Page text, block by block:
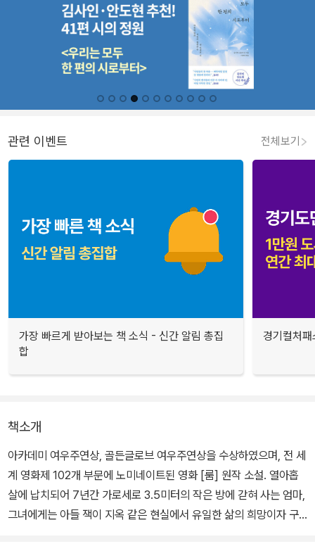
관련 이벤트 전체보기
가장 빠르게 받아보는 책 소식 - 신간 알림 총집
합
경기컬처
책소개
아카데미 여우주연상, 골든글로브 여우주연상을 수상하였으며, 전 세
계 영화제 102개 부문에 노미네이트된 영화 [룸] 원작 소설. 열아홉
살에 납치되어 7년간 가로세로 3.5미터의 작은 방에 갇혀 사는 엄마,
그녀에게는 아들 잭이 지옥 같은 현실에서 유일한 삶의 희망이자 구